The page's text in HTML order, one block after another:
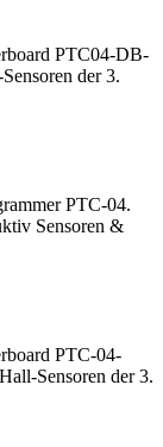
PTC04-DB-
der 3.
PTC-04.
Sensoren &
PTC-04-
Sensoren der 3.